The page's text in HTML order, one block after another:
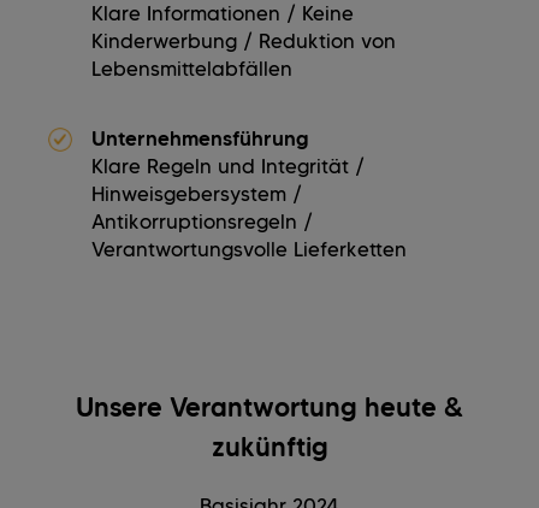
Klare Informationen / Keine
Kinderwerbung / Reduktion von
Lebensmittelabfällen
Unternehmensführung
Klare Regeln und Integrität /
Hinweisgebersystem /
Antikorruptionsregeln /
Verantwortungsvolle Lieferketten
Unsere Verantwortung heute &
zukünftig